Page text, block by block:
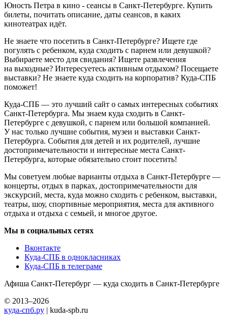
Юность Петра в кино - сеансы в Санкт-Петербурге. Купить
билеты, почитать описание, даты сеансов, в каких
кинотеатрах идёт.
Не знаете что посетить в Санкт-Петербурге? Ищете где
погулять с ребенком, куда сходить с парнем или девушкой?
Выбираете место для свидания? Ищете развлечения
на выходные? Интересуетесь активным отдыхом? Посещаете
выставки? Не знаете куда сходить на корпоратив? Куда-СПБ
поможет!
Куда-СПБ — это лучший сайт о самых интересных событиях
Санкт-Петербурга. Мы знаем куда сходить в Санкт-
Петербурге с девушкой, с парнем или большой компанией.
У нас только лучшие события, музеи и выставки Санкт-
Петербурга. События для детей и их родителей, лучшие
достопримечательности и интересные места Санкт-
Петербурга, которые обязательно стоит посетить!
Мы советуем любые варианты отдыха в Санкт-Петербурге —
концерты, отдых в парках, достопримечательности для
экскурсий, места, куда можно сходить с ребенком, выставки,
театры, шоу, спортивные мероприятия, места для активного
отдыха и отдыха с семьей, и многое другое.
Мы в социальных сетях
Вконтакте
Куда-СПБ в однокласниках
Куда-СПБ в телеграме
Афиша Санкт-Петербург — куда сходить в Санкт-Петербурге
© 2013–2026
куда-спб.ру | kuda-spb.ru